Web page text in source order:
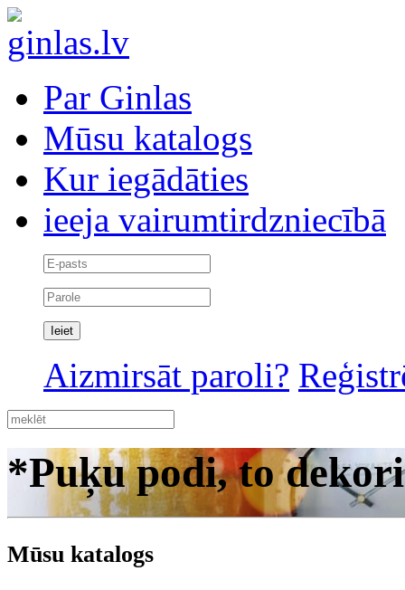
Par Ginlas
Mūsu katalogs
Kur iegādāties
ieeja vairumtirdzniecībā
Aizmirsāt paroli?
*Puķu podi, to dekori
Mūsu katalogs